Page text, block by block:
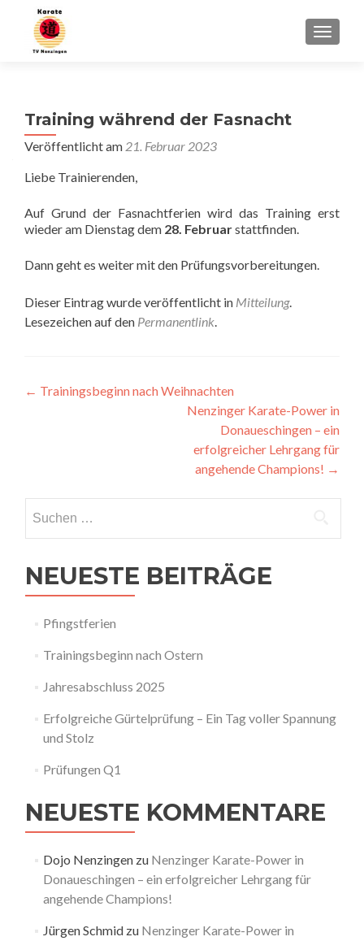
Training während der Fasnacht
Veröffentlicht am 21. Februar 2023
Liebe Trainierenden,
Auf Grund der Fasnachtferien wird das Training erst
wieder am Dienstag dem 28. Februarstattfinden.
Dann geht es weiter mit den Prüfungsvorbereitungen.
Dieser Eintrag wurde veröffentlicht in Mitteilung.
Lesezeichen auf den Permanentlink.
Beitragsnavigation
← Trainingsbeginn nach Weihnachten
Nenzinger Karate-Power in
Donaueschingen – ein
erfolgreicher Lehrgang für
angehende Champions! →
nach:
NEUESTE BEITRÄGE
Pfingstferien
Trainingsbeginn nach Ostern
Jahresabschluss 2025
Erfolgreiche Gürtelprüfung – Ein Tag voller Spannung
und Stolz
Prüfungen Q1
NEUESTE KOMMENTARE
Dojo Nenzingenzu Nenzinger Karate-Power in
Donaueschingen – ein erfolgreicher Lehrgang für
angehende Champions!
Jürgen Schmidzu Nenzinger Karate-Power in